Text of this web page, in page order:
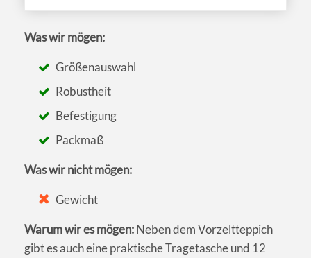
Was wir mögen:
Größenauswahl
Robustheit
Befestigung
Packmaß
Was wir nicht mögen:
Gewicht
Warum wir es mögen:Neben dem Vorzeltteppich
gibt es auch eine praktische Tragetasche und 12